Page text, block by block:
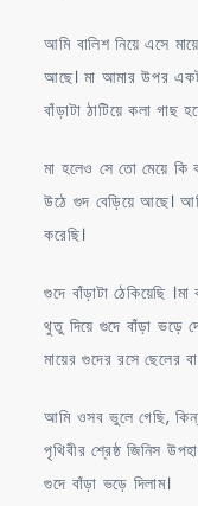
আমি বালিশ নিয়ে এসে
আছে। মা আমার উপর
বাঁড়াটা ঠাটিয়ে কলা গাছ
মা হলেও সে তো মেয়ে কি
উঠে গুদ বেড়িয়ে আছে।
করেছি।
গুদে বাঁড়াটা ঠেকিয়েছি
থুতু দিয়ে গুদে বাঁড়া ভড়ে
মায়ের গুদের রসে ছেলের
আমি ওসব ভুলে গেছি,
পৃথিবীর শ্রেষ্ঠ জিনিস
গুদে বাঁড়া ভড়ে দিলাম।